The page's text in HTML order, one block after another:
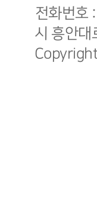
전화번
시 흥안